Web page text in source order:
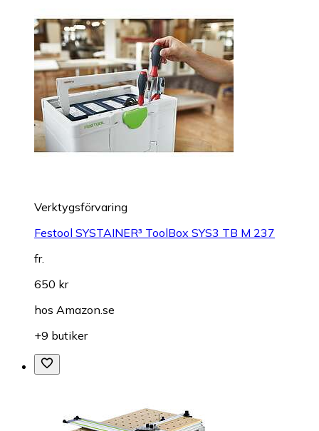
Verktygsförvaring
Festool SYSTAINER³ ToolBox SYS3 TB M 237
fr.
650 kr
hos Amazon.se
+9 butiker